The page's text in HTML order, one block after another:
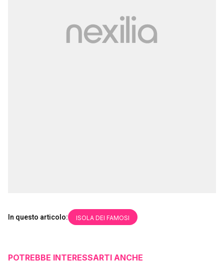
In questo articolo: ISOLA DEI FAMOSI
POTREBBE INTERESSARTI ANCHE